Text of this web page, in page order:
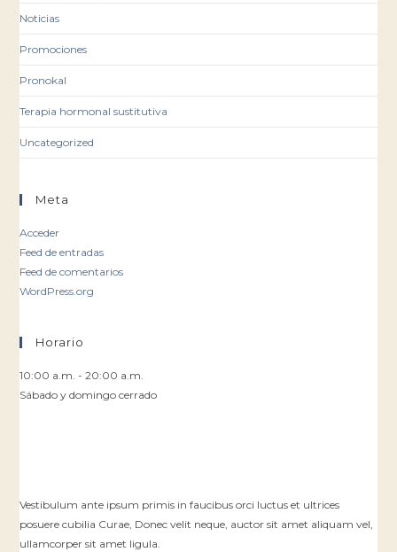
Noticias
Promociones
Pronokal
Terapia hormonal sustitutiva
Uncategorized
Meta
Acceder
Feed de entradas
Feed de comentarios
WordPress.org
Horario
10:00 a.m. - 20:00 a.m.
Sábado y domingo cerrado
Vestibulum ante ipsum primis in faucibus orci luctus et ultrices
posuere cubilia Curae, Donec velit neque, auctor sit amet aliquam vel,
ullamcorper sit amet ligula.